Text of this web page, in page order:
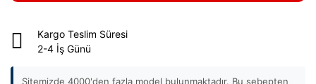
Kargo Teslim Süresi
2-4 İş Günü
Sitemizde 4000'den fazla model bulunmaktadır. Bu sebepten